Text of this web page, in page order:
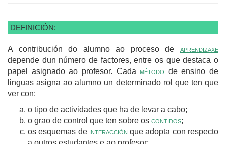
DEFINICIÓN:
A contribución do alumno ao proceso de aprendizaxe
depende dun número de factores, entre os que destaca o
papel asignado ao profesor. Cada método de ensino de
linguas asigna ao alumno un determinado rol que ten que
ver con:
o tipo de actividades que ha de levar a cabo;
o grao de control que ten sobre os contidos;
os esquemas de interacción que adopta con respecto